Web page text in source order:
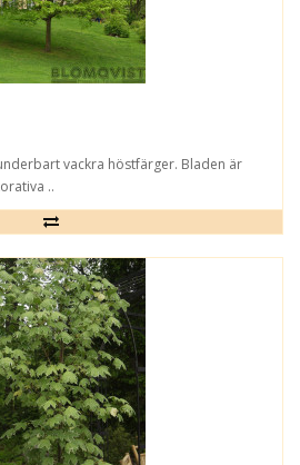
vackra höstfärger. Bladen är
..